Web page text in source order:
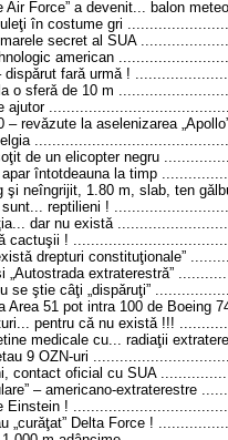
Air Force” a devenit... balon
în costume gri
marele secret al SUA
american
dispǎrut farǎ urmǎ !
o sferǎ de 10 m
ajutor
– revǎzute la aselenizarea
de un elicopter negru
apar întotdeauna la timp
şi neîngrijit, 1.80 m, slab, ten
sunt... reptilieni !
dar nu existǎ
cactuşii !
drepturi constituţionale”
„Autostrada extraterestrǎ”
se ştie câţi „dispǎruţi”
Area51 pot intra 100 de Boeing
pentru cǎ nu existǎ !!!
medicale cu... radiaţii
9 OZN-uri
contact oficial cu SUA
– americano-extraterestre
Einstein !
„curǎţat” Delta Force !